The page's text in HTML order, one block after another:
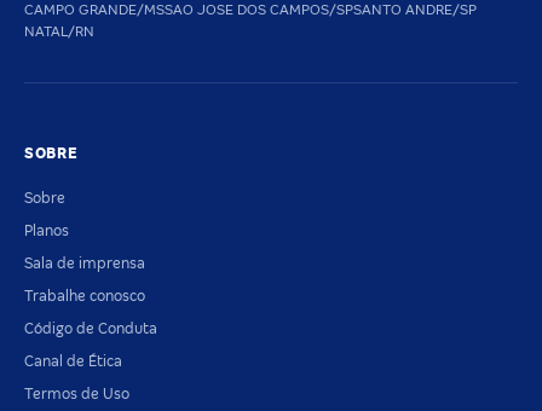
CAMPO GRANDE/MSSAO JOSE DOS CAMPOS/SPSANTO ANDRE/SP
NATAL/RN
SOBRE
Sobre
Planos
Sala de imprensa
Trabalhe conosco
Código de Conduta
Canal de Ética
Termos de Uso